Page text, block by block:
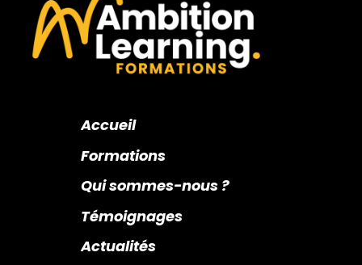
Accueil
Formations
Qui sommes-nous ?
Témoignages
Actualités